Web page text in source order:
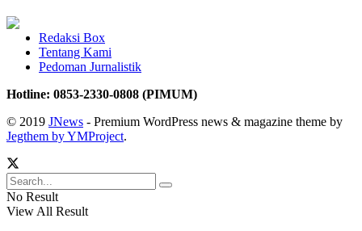
Redaksi Box
Tentang Kami
Pedoman Jurnalistik
Hotline: 0853-2330-0808 (PIMUM)
© 2019 JNews - Premium WordPress news & magazine theme by
Jegthem by YMProject.
No Result
View All Result